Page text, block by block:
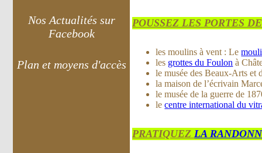
Nos Actualités sur
Facebook
Plan et moyens d'accès
POUSSEZ LES PORTES
les moulins à vent : Le
les grottes du Foulon à
le musée des Beaux-Arts et
la maison de l’écrivain
le musée de la guerre de
lecentre international du
PRATIQUEZLA